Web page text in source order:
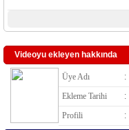
Videoyu ekleyen hakkında
Üye Adı :
Ekleme Tarihi
:
Profili
: